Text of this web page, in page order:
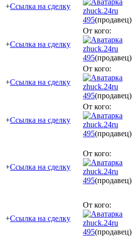
+Ссылка на сделку
zhuck.24ru
495(продавец)
+Ссылка на сделку
От кого:
zhuck.24ru
495(продавец)
+Ссылка на сделку
От кого:
zhuck.24ru
495(продавец)
+Ссылка на сделку
От кого:
zhuck.24ru
495(продавец)
+Ссылка на сделку
От кого:
zhuck.24ru
495(продавец)
+Ссылка на сделку
От кого:
zhuck.24ru
495(продавец)